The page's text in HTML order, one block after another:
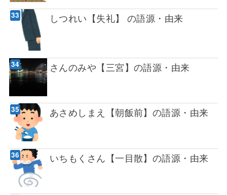
しつれい【失礼】 の語源・由来
さんのみや【三宮】の語源・由来
あさめしまえ【朝飯前】の語源・由来
いちもくさん【一目散】の語源・由来